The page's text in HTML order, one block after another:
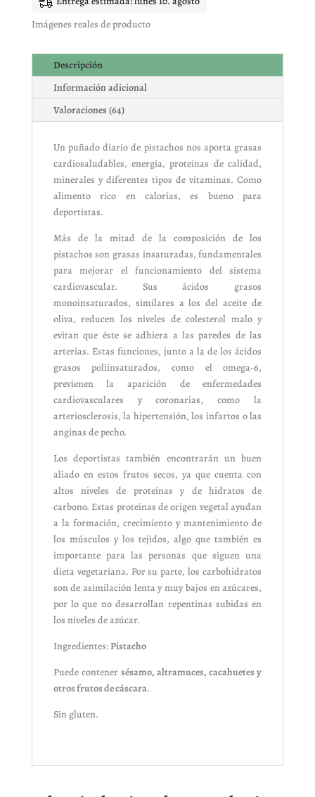
Imágenes reales de producto
Descripción
Información adicional
Valoraciones (64)
Un puñado diario de pistachos nos aporta grasas
cardiosaludables, energía, proteínas de calidad,
minerales y diferentes tipos de vitaminas. Como
alimento rico en calorías, es bueno para
deportistas.
Más de la mitad de la composición de los
pistachos son grasas insaturadas, fundamentales
para mejorar el funcionamiento del sistema
cardiovascular. Sus ácidos grasos
monoinsaturados, similares a los del aceite de
oliva, reducen los niveles de colesterol malo y
evitan que éste se adhiera a las paredes de las
arterias. Estas funciones, junto a la de los ácidos
grasos poliinsaturados, como el omega-6,
previenen la aparición de enfermedades
cardiovasculares y coronarias, como la
arteriosclerosis, la hipertensión, los infartos o las
anginas de pecho.
Los deportistas también encontrarán un buen
aliado en estos frutos secos, ya que cuenta con
altos niveles de proteínas y de hidratos de
carbono. Estas proteínas de origen vegetal ayudan
a la formación, crecimiento y mantenimiento de
los músculos y los tejidos, algo que también es
importante para las personas que siguen una
dieta vegetariana. Por su parte, los carbohidratos
son de asimilación lenta y muy bajos en azúcares,
por lo que no desarrollan repentinas subidas en
los niveles de azúcar.
Ingredientes:Pistacho
Puede contener sésamo, altramuces, cacahuetes y
otros frutos de cáscara.
Sin gluten.